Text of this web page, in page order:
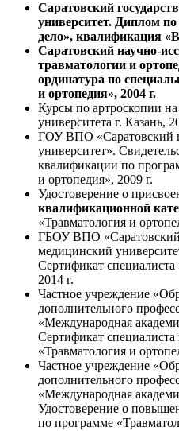
Саратовский
университет. Диплом
дело», квалификация
Саратовский научно-
травматологии и
ординатура по
и ортопедия», 2004 г.
Курсы по артроскопии
университета г. Казань,
ГОУ ВПО «Саратовский
университет».
квалификации по
и ортопедия», 2009 г.
Удостоверение о
квалификационной
«Травматология и
ГБОУ ВПО «Саратовский
медицинский
Сертификат
2014 г.
Частное учреждение
дополнительного
«Международная
Сертификат специалиста
«Травматология и
Частное учреждение
дополнительного
«Международная
Удостоверение о
по программе